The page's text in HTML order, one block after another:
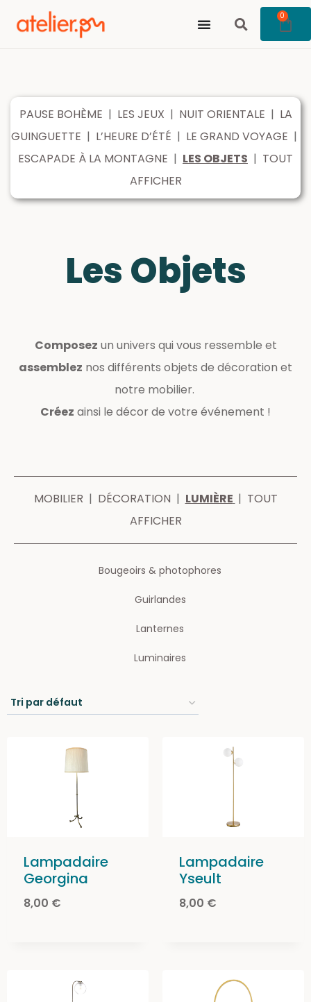
0
PAUSE BOHÈME | LES JEUX | NUIT ORIENTALE | LA
GUINGUETTE | L’HEURE D’ÉTÉ | LE GRAND VOYAGE |
ESCAPADE À LA MONTAGNE | LES OBJETS | TOUT
AFFICHER
Les Objets
Composez un univers qui vous ressemble et
assemblez nos différents objets de décoration et
notre mobilier.
Créez ainsi le décor de votre événement !
MOBILIER | DÉCORATION | LUMIÈRE | TOUT
AFFICHER
Bougeoirs & photophores
Guirlandes
Lanternes
Luminaires
Lampadaire
Georgina
8,00 €
Lampadaire
Yseult
8,00 €